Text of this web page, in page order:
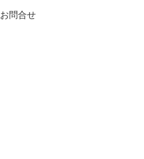
お問合せ